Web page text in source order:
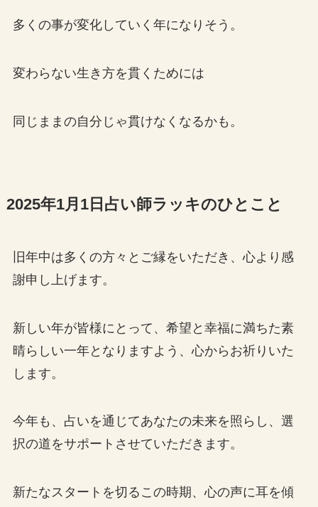
多くの事が変化していく年になりそう。
変わらない生き方を貫くためには
同じままの自分じゃ貫けなくなるかも。
2025年1月1日占い師ラッキのひとこと
旧年中は多くの方々とご縁をいただき、心より感
謝申し上げます。
新しい年が皆様にとって、希望と幸福に満ちた素
晴らしい一年となりますよう、心からお祈りいた
します。
今年も、占いを通じてあなたの未来を照らし、選
択の道をサポートさせていただきます。
新たなスタートを切るこの時期、心の声に耳を傾